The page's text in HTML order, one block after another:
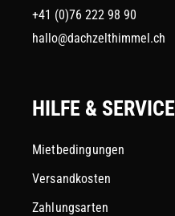
+41 (0)76 222 98 90
hallo@dachzelthimmel.ch
HILFE & SERVICE
Mietbedingungen
Versandkosten
Zahlungsarten